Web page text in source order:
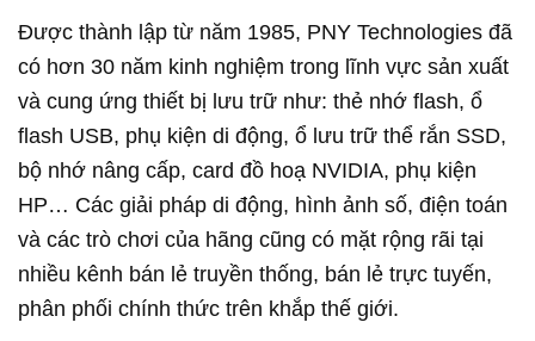
Được thành lập từ năm 1985, PNY Technologies đã
có hơn 30 năm kinh nghiệm trong lĩnh vực sản xuất
và cung ứng thiết bị lưu trữ như: thẻ nhớ flash, ổ
flash USB, phụ kiện di động, ổ lưu trữ thể rắn SSD,
bộ nhớ nâng cấp, card đồ hoạ NVIDIA, phụ kiện
HP… Các giải pháp di động, hình ảnh số, điện toán
và các trò chơi của hãng cũng có mặt rộng rãi tại
nhiều kênh bán lẻ truyền thống, bán lẻ trực tuyến,
phân phối chính thức trên khắp thế giới.